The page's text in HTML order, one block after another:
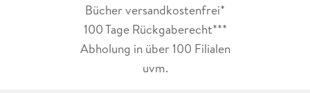
Bücher versandkostenfrei*
100 Tage Rückgaberecht***
Abholung in über 100 Filialen
uvm.